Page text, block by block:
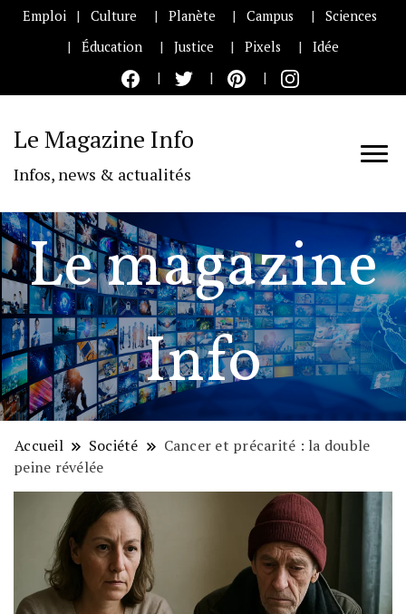
Emploi Culture Planète Campus
Sciences
Éducation
Justice Pixels Idée
Le Magazine Info
Infos, news & actualités
Le magazine
Info
Accueil Société
Cancer et précarité : la double
peine révélée